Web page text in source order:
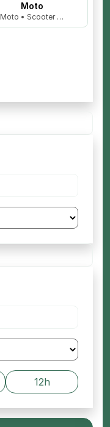
Moto
Moto • Scooter …
12h